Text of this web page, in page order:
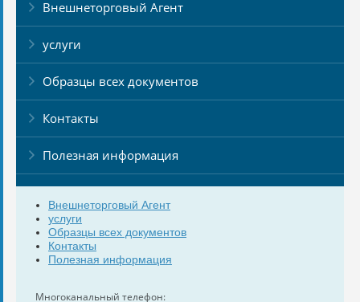
Внешнеторговый Агент
услуги
Образцы всех документов
Контакты
Полезная информация
Внешнеторговый Агент
услуги
Образцы всех документов
Контакты
Полезная информация
Многоканальный телефон: